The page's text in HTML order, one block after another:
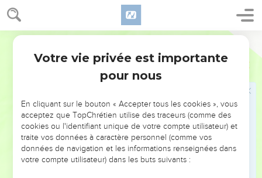
Jérémie 25
viendra jusqu'au bout de la terre ; car l'Éternel a un débat
avec les nations, il entre en jugement avec toute chair. Les
méchants, il les livrera à l'épée, dit l'Éternel.
Ainsi dit l'Éternel des armées : Voici, le mal s'en ira de
nation à nation, et un grande tempête se lèvera des
Et les tués de l'Éternel, en ce jour-là, seront depuis un
bout de la terre jusqu'à l'autre bout de la terre. On ne se
lamentera pas sur eux, et ils ne seront pas recueillis, et ne
seront pas enterrés ; ils seront du fumier sur la face du sol.
Vous, pasteurs, hurlez et criez ; et vous, les nobles du
Votre vie privée est importante
pour nous
En cliquant sur le bouton « Accepter tous les cookies », vous
acceptez que TopChrétien utilise des traceurs (comme des
cookies ou l'identifiant unique de votre compte utilisateur) et
traite vos données à caractère personnel (comme vos
données de navigation et les informations renseignées dans
votre compte utilisateur) dans les buts suivants :